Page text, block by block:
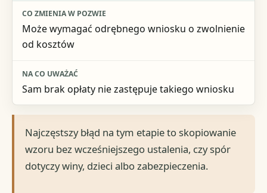
Może wymagać odrębnego wniosku o zwolnienie
od kosztów
Sam brak opłaty nie zastępuje takiego wniosku
Najczęstszy błąd na tym etapie to skopiowanie
wzoru bez wcześniejszego ustalenia, czy spór
dotyczy winy, dzieci albo zabezpieczenia.